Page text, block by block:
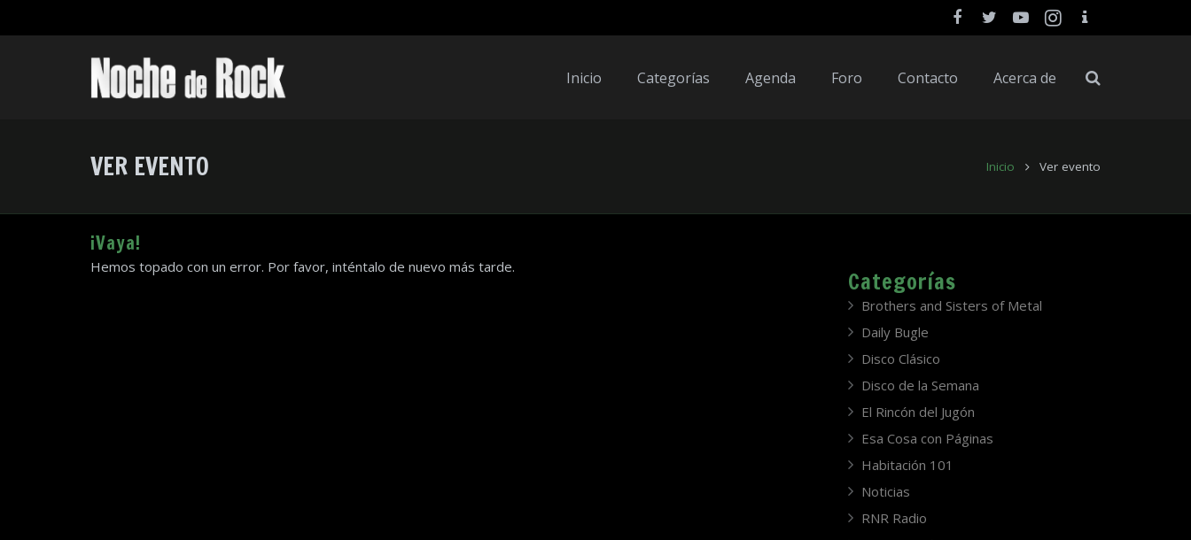
Inicio Categorías Agenda Foro Contacto Acerca de
VER EVENTO Inicio Ver evento
¡Vaya!
Hemos topado con un error. Por favor, inténtalo de nuevo más tarde.
Categorías
Brothers and Sisters of Metal
Daily Bugle
Disco Clásico
Disco de la Semana
El Rincón del Jugón
Esa Cosa con Páginas
Habitación 101
Noticias
RNR Radio